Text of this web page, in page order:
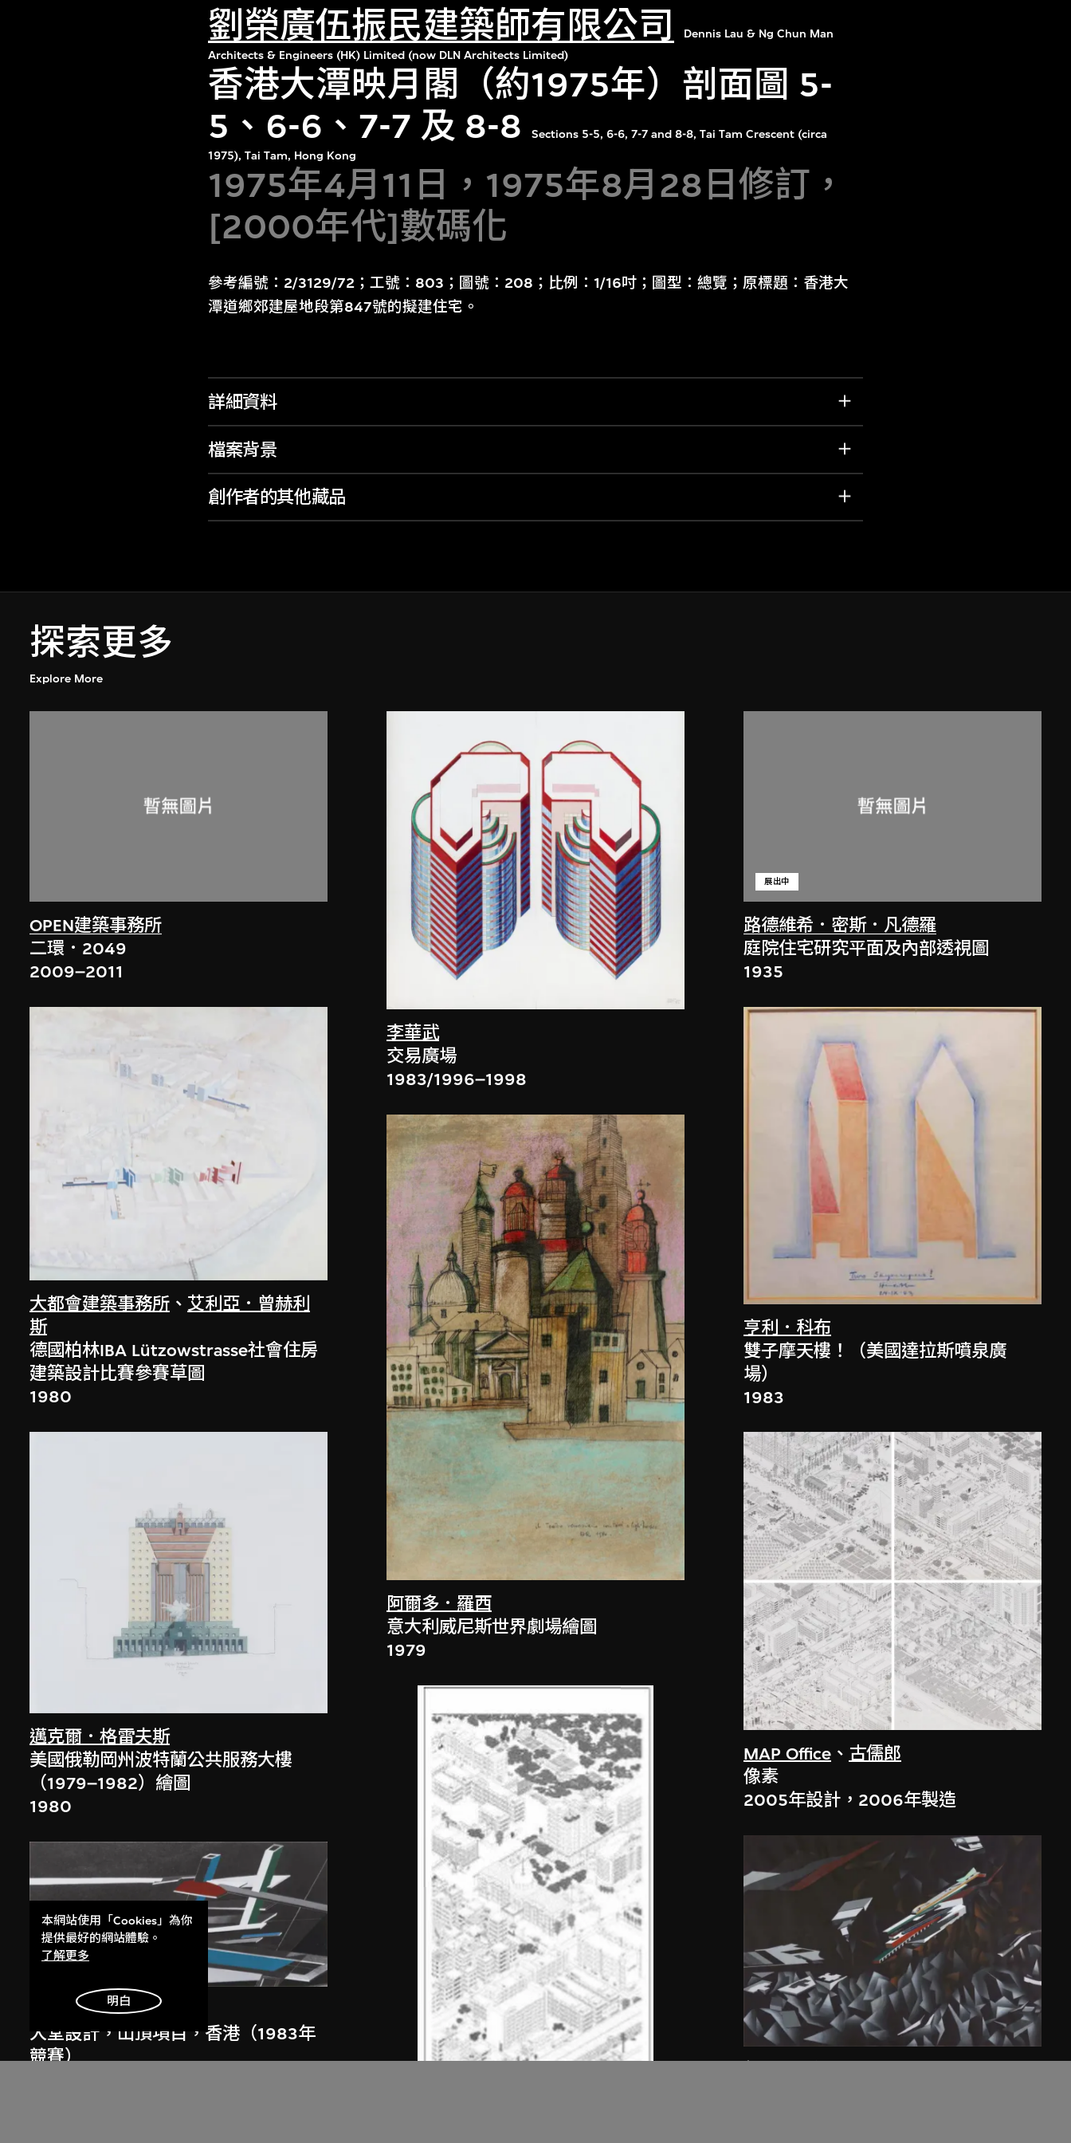
劉榮廣伍振民建築師有限公司
Dennis Lau & Ng Chun Man
Architects & Engineers (HK) Limited (now DLN Architects Limited)
香港大潭映月閣（約1975年）剖面圖 5-
5、6-6、7-7 及 8-8
Sections 5-5, 6-6, 7-7 and 8-8, Tai Tam Crescent (circa
1975), Tai Tam, Hong Kong
1975年4月11日，1975年8月28日修訂，
[2000年代]數碼化
參考編號：2/3129/72；工號：803；圖號：208；比例：1/16吋；圖型：總覽；原標題：香港大
潭道鄉郊建屋地段第847號的擬建住宅。
詳細資料
檔案背景
創作者的其他藏品
探索更多
Explore More
OPEN建築事務所
二環．2049
2009–2011
大都會建築事務所 、艾利亞．曾赫利
斯
德國柏林IBA Lützowstrasse社會住房
建築設計比賽參賽草圖
1980
邁克爾．格雷夫斯
美國俄勒岡州波特蘭公共服務大樓
（1979–1982）繪圖
1980
扎哈．哈迪德
大堂設計，山頂項目，香港（1983年
競賽）
李華武
交易廣場
1983/1996–1998
阿爾多．羅西
意大利威尼斯世界劇場繪圖
1979
路德維希．密斯．凡德羅
展出中
庭院住宅研究平面及內部透視圖
1935
亨利．科布
雙子摩天樓！（美國達拉斯噴泉廣
場）
1983
MAP Office 、 古儒郎
像素
2005年設計，2006年製造
本網站使用「Cookies」為你
提供最好的網站體驗。
了解更多
明白